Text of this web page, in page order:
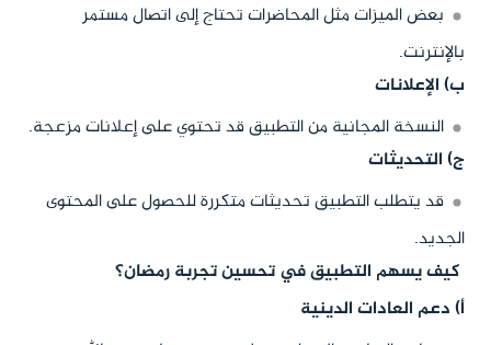
بعض الميزات مثل المحاضرات تحتاج إلى اتصال مستمر
بالإنترنت.
ب) الإعلانات
النسخة المجانية من التطبيق قد تحتوي على إعلانات مزعجة.
ج) التحديثات
قد يتطلب التطبيق تحديثات متكررة للحصول على المحتوى
الجديد.
كيف يسهم التطبيق في تحسين تجربة رمضان؟
أ) دعم العادات الدينية